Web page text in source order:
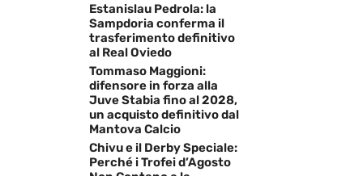
Estanislau Pedrola: la
Sampdoria conferma il
trasferimento definitivo
al Real Oviedo
Tommaso Maggioni:
difensore in forza alla
Juve Stabia fino al 2028,
un acquisto definitivo dal
Mantova Calcio
Chivu e il Derby Speciale:
Perché i Trofei d’Agosto